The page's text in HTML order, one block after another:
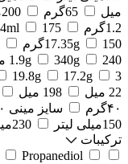
میل
65گرم 200میل
1.2گرم
175میل
17.35g
150گرم
1.9g
340g 240 میل
19.8g 17.2g 3 گرم
22 میل
198 میل
۴۰گرم
سایز مینی ۱۰ گرم
150میلی لیتر
230میل
ترکیبات
Propanediol